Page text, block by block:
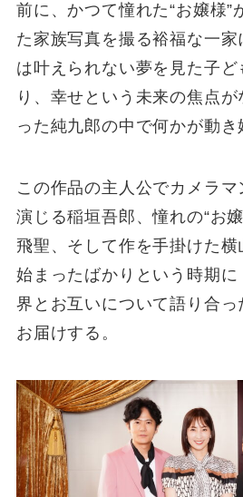
前に、かつて憧れた“お嬢様”
た家族写真を撮る裕福な一
は叶えられない夢を見た子ど
り、幸せという未来の焦点
った純九郎の中で何かが動き
この作品の主人公でカメラ
演じる稲垣吾郎、憧れの“お
飛聖、そして作を手掛けた横
始まったばかりという時期
界とお互いについて語り合っ
お届けする。